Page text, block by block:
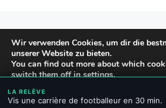
© 2026
RECHTLICHE
Wir verwenden Cookies, um dir die
unserer Website zu bieten.
You can find out more about which
switch them off insettings.
Akzeptieren Ablehnen
LA RELÈVE
Vis une carrière de footballeur en 30 min.